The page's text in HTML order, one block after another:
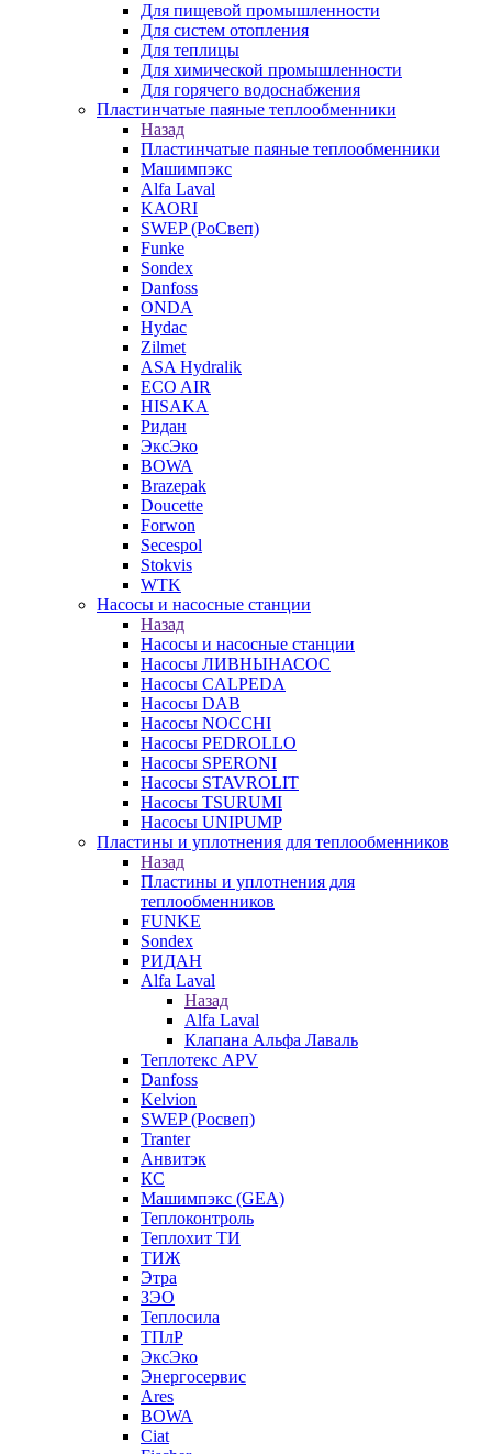
Для пищевой промышленности
Для систем отопления
Для теплицы
Для химической промышленности
Для горячего водоснабжения
Пластинчатые паяные теплообменники
Назад
Пластинчатые паяные теплообменники
Машимпэкс
Alfa Laval
KAORI
SWEP (РоСвеп)
Funke
Sondex
Danfoss
ONDA
Hydac
Zilmet
ASA Hydralik
ECO AIR
HISAKA
Ридан
ЭксЭко
BOWA
Brazepak
Doucette
Forwon
Secespol
Stokvis
WTK
Насосы и насосные станции
Назад
Насосы и насосные станции
Насосы ЛИВНЫНАСОС
Насосы CALPEDA
Насосы DAB
Насосы NOCCHI
Насосы PEDROLLO
Насосы SPERONI
Насосы STAVROLIT
Насосы TSURUMI
Насосы UNIPUMP
Пластины и уплотнения для теплообменников
Назад
Пластины и уплотнения для
теплообменников
FUNKE
Sondex
РИДАН
Alfa Laval
Назад
Alfa Laval
Клапана Альфа Лаваль
Теплотекс APV
Danfoss
Kelvion
SWEP (Росвеп)
Tranter
Анвитэк
КС
Машимпэкс (GEA)
Теплоконтроль
Теплохит ТИ
ТИЖ
Этра
ЗЭО
Теплосила
ТПлР
ЭксЭко
Энергосервис
Ares
BOWA
Ciat